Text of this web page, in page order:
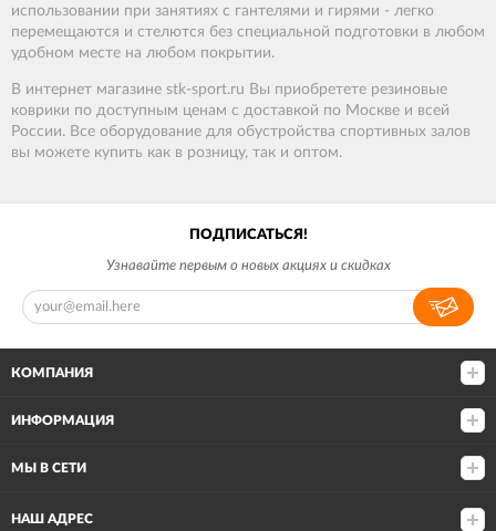
использовании при занятиях с гантелями и гирями - легко
перемещаются и стелются без специальной подготовки в любом
удобном месте на любом покрытии.
В интернет магазине stk-sport.ru Вы приобретете резиновые
коврики по доступным ценам с доставкой по Москве и всей
России. Все оборудование для обустройства спортивных залов
вы можете купить как в розницу, так и оптом.
ПОДПИСАТЬСЯ!
Узнавайте первым о новых акциях и скидках
КОМПАНИЯ
ИНФОРМАЦИЯ
МЫ В СЕТИ
НАШ АДРЕС